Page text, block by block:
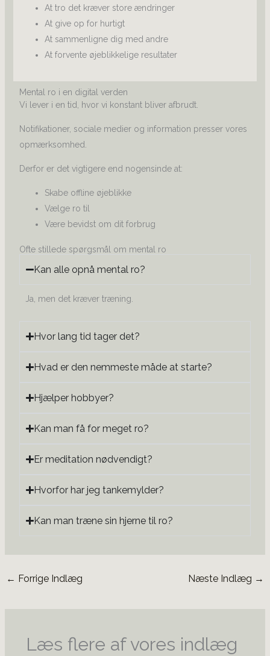
At tro det kræver store ændringer
At give op for hurtigt
At sammenligne dig med andre
At forvente øjeblikkelige resultater
Mental ro i en digital verden
Vi lever i en tid, hvor vi konstant bliver afbrudt.
Notifikationer, sociale medier og information presser vores
opmærksomhed.
Derfor er det vigtigere end nogensinde at:
Skabe offline øjeblikke
Vælge ro til
Være bevidst om dit forbrug
Ofte stillede spørgsmål om mental ro
Kan alle opnå mental ro?
Ja, men det kræver træning.
Hvor lang tid tager det?
Hvad er den nemmeste måde at starte?
Hjælper hobbyer?
Kan man få for meget ro?
Er meditation nødvendigt?
Hvorfor har jeg tankemylder?
Kan man træne sin hjerne til ro?
← Forrige Indlæg Næste Indlæg →
Læs flere af vores indlæg